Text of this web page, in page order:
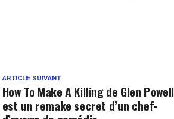
ARTICLE SUIVANT
How To Make A Killing de Glen Powell
est un remake secret d’un chef-